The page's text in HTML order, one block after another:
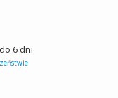
6 dni